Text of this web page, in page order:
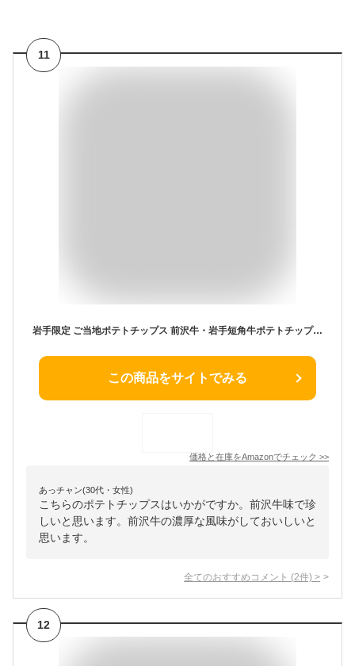
11
岩手限定 ご当地ポテトチップス 前沢牛・岩手短角牛ポテトチップス 84ｇ(12ｇ×7袋)
この商品をサイトでみる
価格と在庫をAmazonでチェック >>
あっチャン(30代・女性)
こちらのポテトチップスはいかがですか。前沢牛味で珍
しいと思います。前沢牛の濃厚な風味がしておいしいと
思います。
全てのおすすめコメント (2件) >
12